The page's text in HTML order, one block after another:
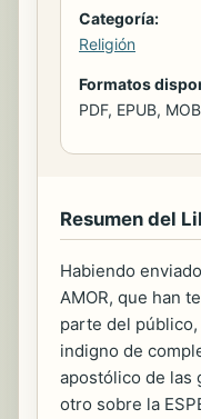
Categoría:
Religión
Formatos
PDF, EPUB,
Resumen del
Habiendo
AMOR, que han
parte del
indigno de
apostólico de las
otro sobre la